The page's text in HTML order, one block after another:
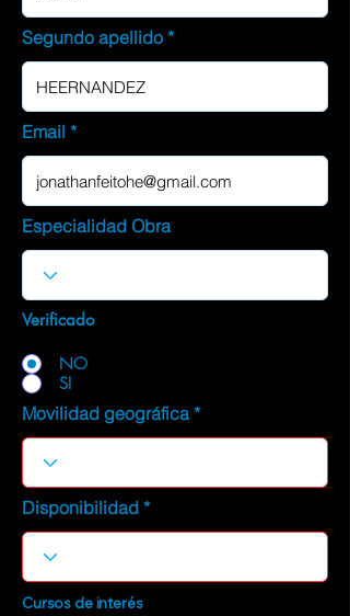
Segundo apellido
Email
Especialidad Obra
Verificado
NO
SI
Movilidad geográfica
Disponibilidad
Cursos de interés